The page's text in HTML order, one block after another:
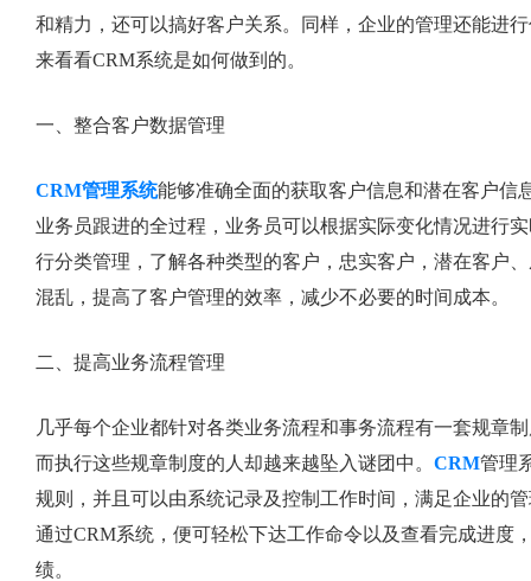
和精力，还可以搞好客户关系。同样，企业的管理还能进
来看看CRM系统是如何做到的。
一、整合客户数据管理
CRM管理系统能够准确全面的获取客户信息和潜在客户信
业务员跟进的全过程，业务员可以根据实际变化情况进行
行分类管理，了解各种类型的客户，忠实客户，潜在客户
混乱，提高了客户管理的效率，减少不必要的时间成本。
二、提高业务流程管理
几乎每个企业都针对各类业务流程和事务流程有一套规章
而执行这些规章制度的人却越来越坠入谜团中。 CRM管理
规则，并且可以由系统记录及控制工作时间，满足企业的
通过CRM系统，便可轻松下达工作命令以及查看完成进度
绩。